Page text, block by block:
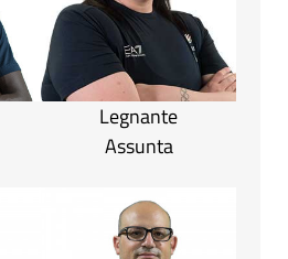
Legnante
Assunta